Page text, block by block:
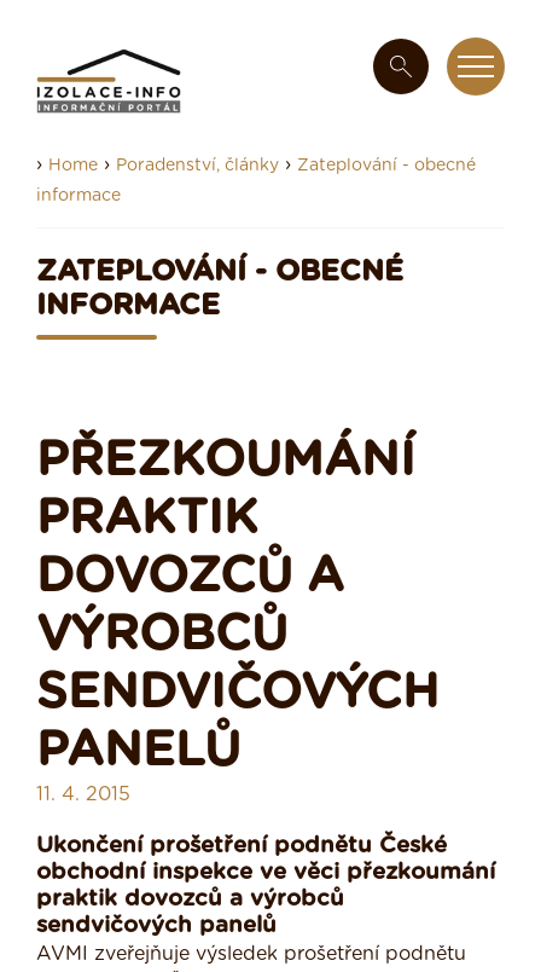
› Home › Poradenství, články › Zateplování - obecné
informace
ZATEPLOVÁNÍ - OBECNÉ
INFORMACE
PŘEZKOUMÁNÍ
PRAKTIK
DOVOZCŮ A
VÝROBCŮ
SENDVIČOVÝCH
PANELŮ
11. 4. 2015
Ukončení prošetření podnětu České
obchodní inspekce ve věci přezkoumání
praktik dovozců a výrobců
sendvičových panelů
AVMI zveřejňuje výsledek prošetření podnětu